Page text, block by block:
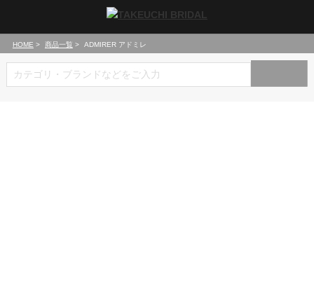
HOME 商品一覧 ADMIRER アドミレ